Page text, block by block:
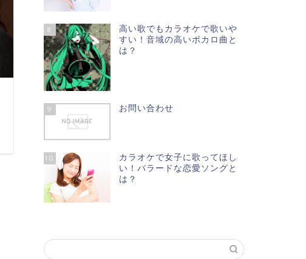
8
高い歌でもカラオケで歌いや
すい！音域の高いボカロ曲と
は？
9 お問い合わせ
10
カラオケで女子に歌ってほし
い！バラードな恋愛ソングと
は？